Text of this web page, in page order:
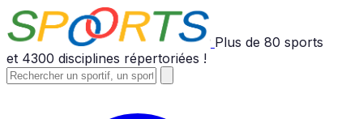
Plus de 80 sports
et 4300 disciplines répertoriées !